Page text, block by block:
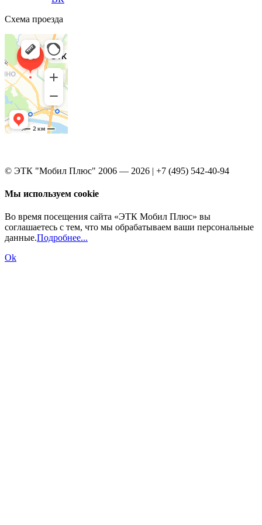
Схема проезда
© ЭТК "Мобил Плюс" 2006 — 2026 | +7 (495) 542-40-94
Мы используем cookie
Во время посещения сайта «ЭТК Мобил Плюс» вы
соглашаетесь с тем, что мы обрабатываем ваши персональные
данные.Подробнее...
Ok